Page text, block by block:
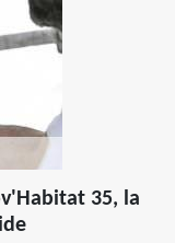
35, la